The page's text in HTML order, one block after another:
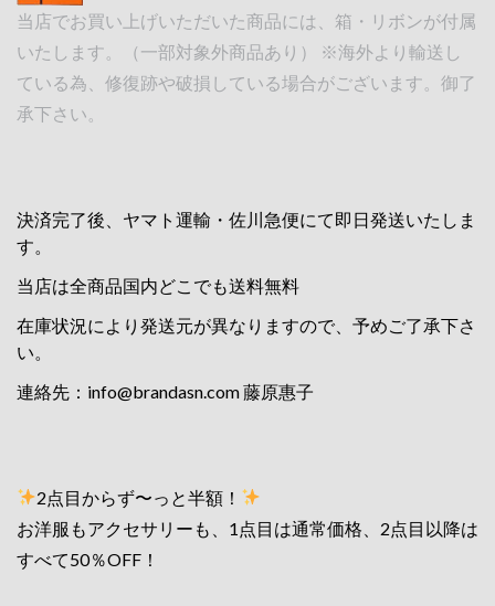
当店でお買い上げいただいた商品には、箱・リボンが付属
いたします。（一部対象外商品あり） ※海外より輸送し
ている為、修復跡や破損している場合がございます。御了
承下さい。
決済完了後、ヤマト運輸・佐川急便にて即日発送いたしま
す。
当店は全商品国内どこでも送料無料
在庫状況により発送元が異なりますので、予めご了承下さ
い。
連絡先： info@brandasn.com藤原惠子
2点目からず〜っと半額！
お洋服もアクセサリーも、1点目は通常価格、2点目以降は
すべて50％OFF！